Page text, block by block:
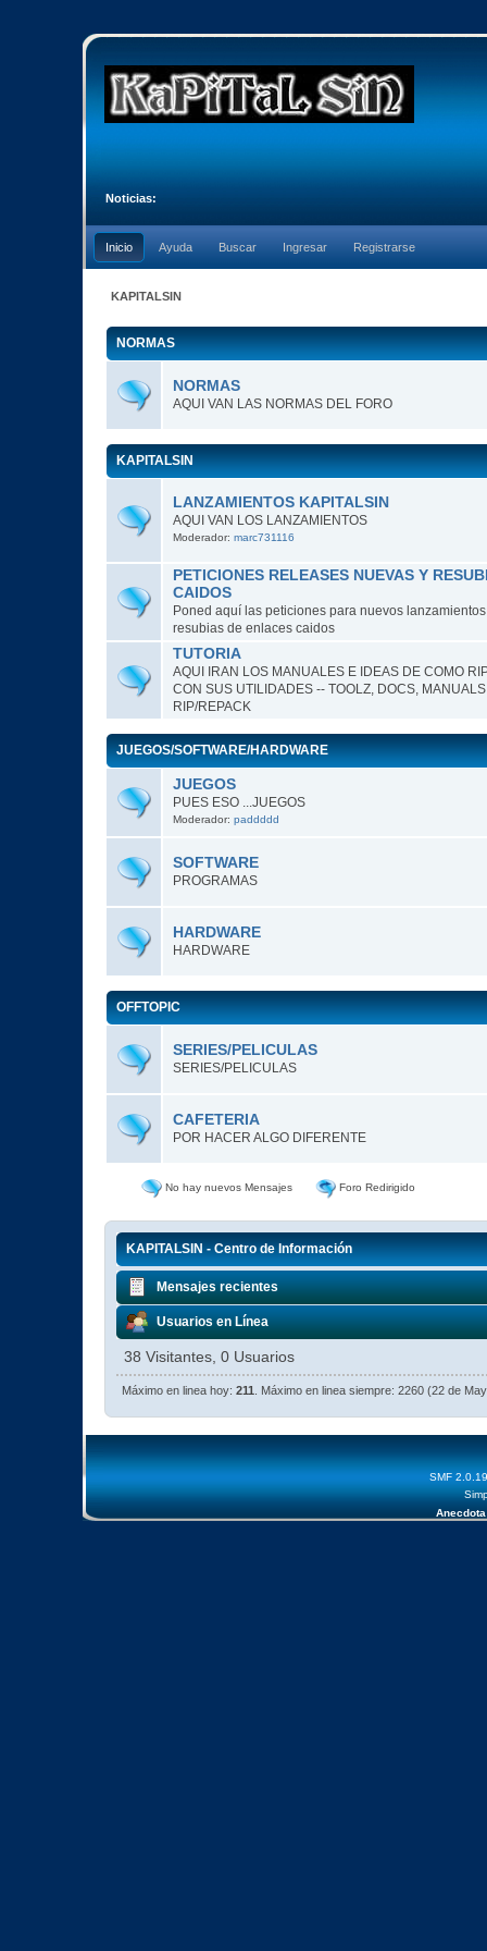
Noticias:
Inicio Ayuda Buscar Ingresar Registrarse
KAPITALSIN
NORMAS
NORMAS
AQUI VAN LAS NORMAS DEL FORO
KAPITALSIN
LANZAMIENTOS KAPITALSIN
AQUI VAN LOS LANZAMIENTOS
Moderador: marc731116
PETICIONES RELEASES NUEVAS Y
CAIDOS
Poned aquí las peticiones para nuevos
resubias de enlaces caidos
TUTORIA
AQUI IRAN LOS MANUALES E IDEAS DE COMO
CON SUS UTILIDADES -- TOOLZ, DOCS,
RIP/REPACK
JUEGOS/SOFTWARE/HARDWARE
JUEGOS
PUES ESO ...JUEGOS
Moderador: paddddd
SOFTWARE
PROGRAMAS
HARDWARE
HARDWARE
OFFTOPIC
SERIES/PELICULAS
SERIES/PELICULAS
CAFETERIA
POR HACER ALGO DIFERENTE
No hay nuevos Mensajes Foro Redirigido
KAPITALSIN - Centro de Información
Mensajes recientes
Usuarios en Línea
38 Visitantes, 0 Usuarios
Máximo en linea hoy:211 . Máximo en linea siempre: 2260 (22 de
SMF 2.0.19
Anecdota